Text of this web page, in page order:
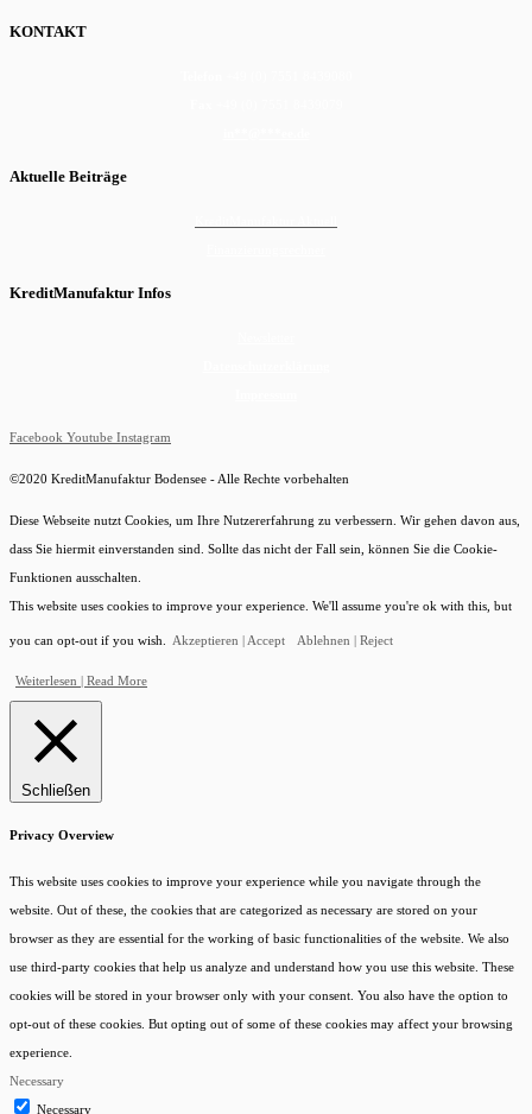
KONTAKT
Aktuelle Beiträge
KreditManufaktur Infos
Facebook Youtube Instagram
©2020 KreditManufaktur Bodensee - Alle Rechte vorbehalten
Diese Webseite nutzt Cookies, um Ihre Nutzererfahrung zu verbessern. Wir gehen davon aus,
dass Sie hiermit einverstanden sind. Sollte das nicht der Fall sein, können Sie die Cookie-
Funktionen ausschalten.
This website uses cookies to improve your experience. We'll assume you're ok with this, but
you can opt-out if you wish. Akzeptieren | Accept Ablehnen | Reject
Weiterlesen | Read More
Schließen
Privacy Overview
This website uses cookies to improve your experience while you navigate through the
website. Out of these, the cookies that are categorized as necessary are stored on your
browser as they are essential for the working of basic functionalities of the website. We also
use third-party cookies that help us analyze and understand how you use this website. These
cookies will be stored in your browser only with your consent. You also have the option to
opt-out of these cookies. But opting out of some of these cookies may affect your browsing
experience.
Necessary
Necessary